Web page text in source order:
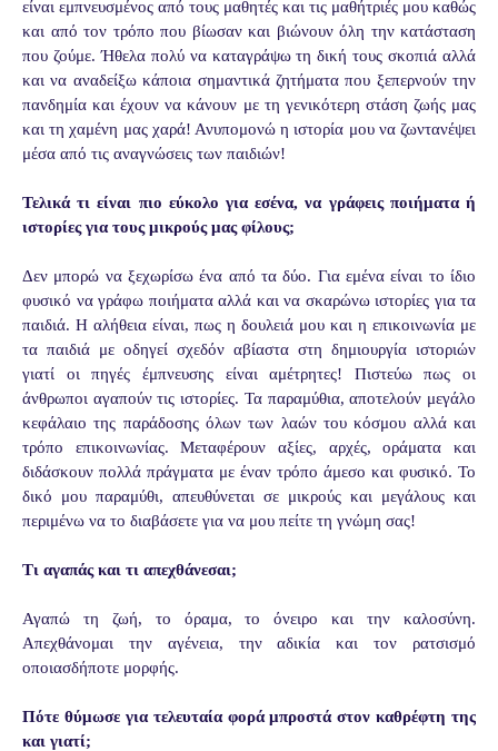
είναι εμπνευσμένος από τους μαθητές και τις μαθήτριές μου καθώς
και από τον τρόπο που βίωσαν και βιώνουν όλη την κατάσταση
που ζούμε. Ήθελα πολύ να καταγράψω τη δική τους σκοπιά αλλά
και να αναδείξω κάποια σημαντικά ζητήματα που ξεπερνούν την
πανδημία και έχουν να κάνουν με τη γενικότερη στάση ζωής μας
και τη χαμένη μας χαρά! Ανυπομονώ η ιστορία μου να ζωντανέψει
μέσα από τις αναγνώσεις των παιδιών!
Τελικά τι είναι πιο εύκολο για εσένα, να γράφεις ποιήματα ή
ιστορίες για τους μικρούς μας φίλους;
Δεν μπορώ να ξεχωρίσω ένα από τα δύο. Για εμένα είναι το ίδιο
φυσικό να γράφω ποιήματα αλλά και να σκαρώνω ιστορίες για τα
παιδιά. Η αλήθεια είναι, πως η δουλειά μου και η επικοινωνία με
τα παιδιά με οδηγεί σχεδόν αβίαστα στη δημιουργία ιστοριών
γιατί οι πηγές έμπνευσης είναι αμέτρητες! Πιστεύω πως οι
άνθρωποι αγαπούν τις ιστορίες. Τα παραμύθια, αποτελούν μεγάλο
κεφάλαιο της παράδοσης όλων των λαών του κόσμου αλλά και
τρόπο επικοινωνίας. Μεταφέρουν αξίες, αρχές, οράματα και
διδάσκουν πολλά πράγματα με έναν τρόπο άμεσο και φυσικό. Το
δικό μου παραμύθι, απευθύνεται σε μικρούς και μεγάλους και
περιμένω να το διαβάσετε για να μου πείτε τη γνώμη σας!
Τι αγαπάς και τι απεχθάνεσαι;
Αγαπώ τη ζωή, το όραμα, το όνειρο και την καλοσύνη.
Απεχθάνομαι την αγένεια, την αδικία και τον ρατσισμό
οποιασδήποτε μορφής.
Πότε θύμωσε για τελευταία φορά μπροστά στον καθρέφτη της
και γιατί;